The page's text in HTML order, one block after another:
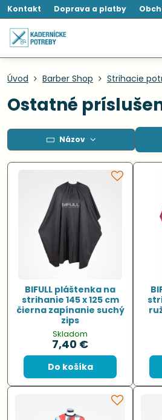
Kontakt Doprava a platby
Úvod Barber Shop Strihacie
Ostatné
Názov
BIFULL pláštenka na
strihanie 145 x 125 cm
čierna zapínanie suchý
zips
Skladom
7,40 €
Do košíka